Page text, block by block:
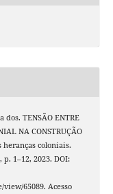
dos. TENSÃO ENTRE
NA CONSTRUÇÃO
heranças coloniais.
p. 1–12, 2023. DOI:
65089. Acesso